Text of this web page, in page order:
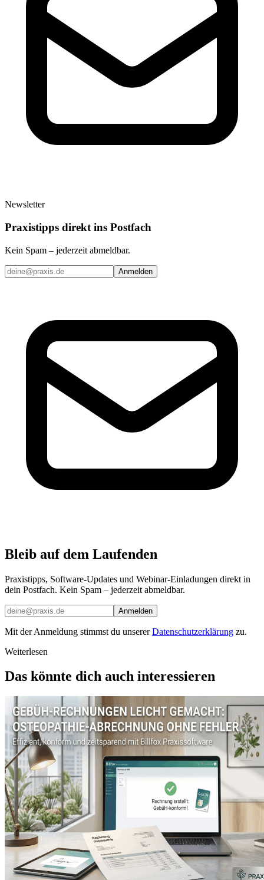
Newsletter
Praxistipps direkt ins Postfach
Kein Spam – jederzeit abmeldbar.
Anmelden
Bleib auf dem Laufenden
Praxistipps, Software-Updates und Webinar-Einladungen direkt in
dein Postfach. Kein Spam – jederzeit abmeldbar.
Anmelden
Mit der Anmeldung stimmst du unsererDatenschutzerklärung zu.
Weiterlesen
Das könnte dich auch interessieren